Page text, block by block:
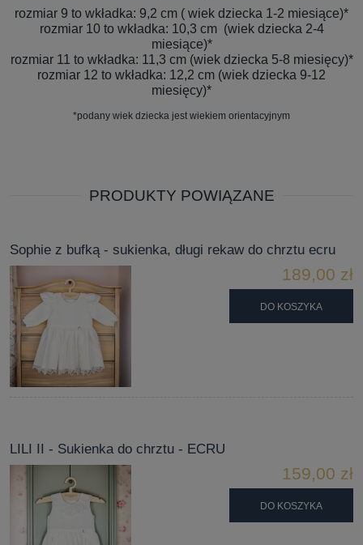
rozmiar 9 to wkładka: 9,2 cm ( wiek dziecka 1-2 miesiące)*
rozmiar 10 to wkładka: 10,3 cm (wiek dziecka 2-4
miesiące)*
rozmiar 11 to wkładka: 11,3 cm (wiek dziecka 5-8 miesięcy)*
rozmiar 12 to wkładka: 12,2 cm (wiek dziecka 9-12
miesięcy)*
*podany wiek dziecka jest wiekiem orientacyjnym
PRODUKTY POWIĄZANE
Sophie z bufką - sukienka, długi rekaw do chrztu ecru
189,00 zł
DO KOSZYKA
LILI II - Sukienka do chrztu - ECRU
159,00 zł
DO KOSZYKA